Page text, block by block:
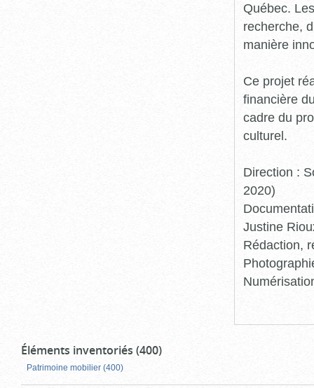
Québec.
recherche,
manière
Ce projet
financière
cadre du
culturel.
Direction :
2020)
Justine
Rédaction,
Éléments inventoriés (400)
Patrimoine mobilier (400)